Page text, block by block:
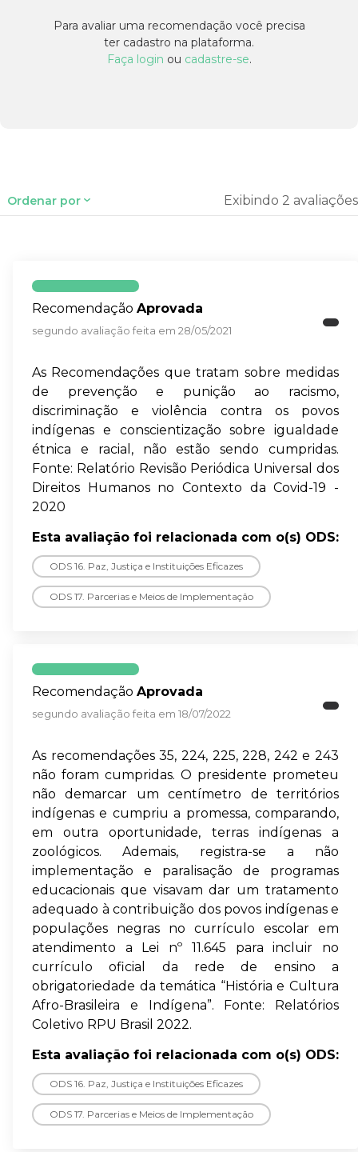
Para avaliar uma recomendação você precisa
ter cadastro na plataforma.
Faça login ou cadastre-se.
Ordenar por Exibindo 2 avaliações
Recomendação Aprovada
segundo avaliação feita em 28/05/2021
As Recomendações que tratam sobre medidas
de prevenção e punição ao racismo,
discriminação e violência contra os povos
indígenas e conscientização sobre igualdade
étnica e racial, não estão sendo cumpridas.
Fonte: Relatório Revisão Periódica Universal dos
Direitos Humanos no Contexto da Covid-19 -
2020
Esta avaliação foi relacionada com o(s) ODS:
ODS 16. Paz, Justiça e Instituições Eficazes
ODS 17. Parcerias e Meios de Implementação
Recomendação Aprovada
segundo avaliação feita em 18/07/2022
As recomendações 35, 224, 225, 228, 242 e 243
não foram cumpridas. O presidente prometeu
não demarcar um centímetro de territórios
indígenas e cumpriu a promessa, comparando,
em outra oportunidade, terras indígenas a
zoológicos. Ademais, registra-se a não
implementação e paralisação de programas
educacionais que visavam dar um tratamento
adequado à contribuição dos povos indígenas e
populações negras no currículo escolar em
atendimento a Lei nº 11.645 para incluir no
currículo oficial da rede de ensino a
obrigatoriedade da temática “História e Cultura
Afro-Brasileira e Indígena”. Fonte: Relatórios
Coletivo RPU Brasil 2022.
Esta avaliação foi relacionada com o(s) ODS:
ODS 16. Paz, Justiça e Instituições Eficazes
ODS 17. Parcerias e Meios de Implementação